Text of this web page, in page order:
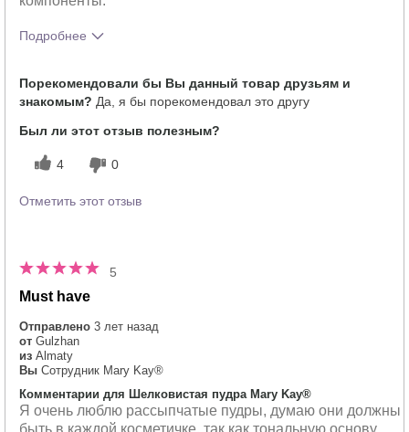
Подробнее
продукта?
Как отличается опыт использования
этого продукта от декоративной
Порекомендовали бы Вы данный товар друзьям и
знакомым? Да, я бы порекомендовал это другу
Был ли этот отзыв полезным?
4 0
Отметить этот отзыв
5
Must have
Отправлено 3 лет назад
от Gulzhan
из Almaty
Вы Сотрудник Mary Kay®
Комментарии для Шелковистая пудра Mary Kay®
Я очень люблю рассыпчатые пудры, думаю они должны